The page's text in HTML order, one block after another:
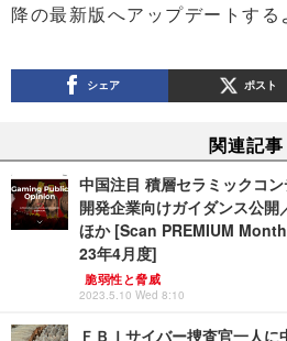
降の最新版へアップデートする
シェア ポスト
関連記事
中国注目 積層セラミックコ
開発企業向けガイダンス公
ほか [Scan PREMIUM
23年4月度]
脆弱性と脅威
2023.5.10 Wed 8:10
ＦＢＩサイバー捜査官一人